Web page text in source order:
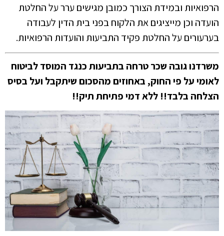
הרפואיות ובמידת הצורך כמובן מגישים ערר על החלטת
הועדה וכן מייציגים את הלקוח בפני בית הדין לעבודה
בערעורים על החלטת פקיד התביעות והועדות הרפואיות.
משרדנו גובה שכר טרחה בתביעות כנגד המוסד לביטוח
לאומי על פי החוק, באחוזים מהסכום שיתקבל ועל בסיס
הצלחה בלבד!! ללא דמי פתיחת תיק!!